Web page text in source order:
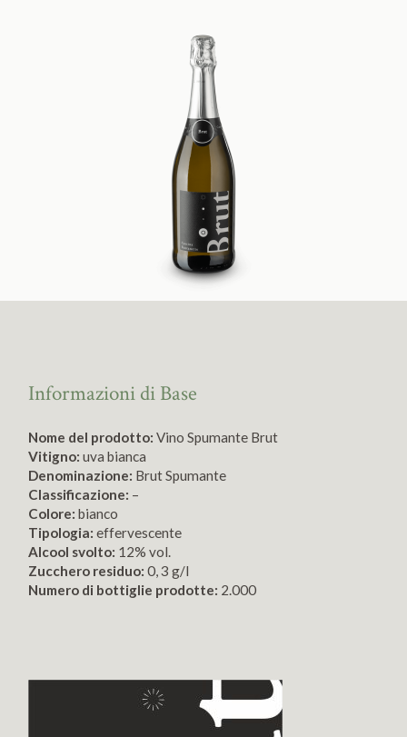
Informazioni di Base
Nome del prodotto:Vino Spumante Brut
Vitigno: uva bianca
Denominazione: Brut Spumante
Classificazione: –
Colore:bianco
Tipologia:effervescente
Alcool svolto: 12% vol.
Zucchero residuo:0, 3 g/l
Numero di bottiglie prodotte: 2.000